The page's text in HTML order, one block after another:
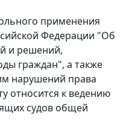
применения
Федерации "Об
и решений,
граждан", а также
нарушений права
относится к ведению
судов общей